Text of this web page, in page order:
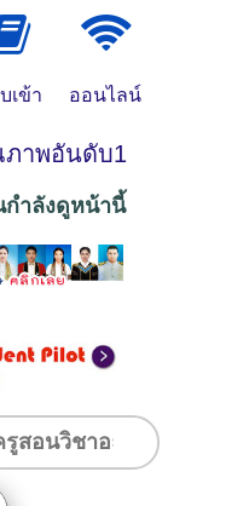
เข้า ออนไลน์
าพอันดับ1
กำลังดูหน้านี้